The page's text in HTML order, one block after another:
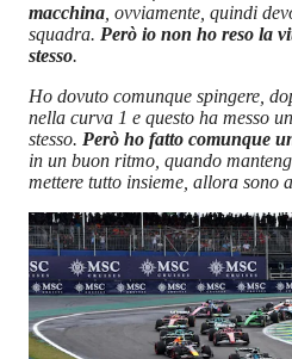
macchina , ovviamente, quindi
squadra. Però io non ho reso la
stesso.
Ho dovuto comunque spingere,
nella curva 1 e questo ha messo
stesso. Però ho fatto comunque
in un buon ritmo, quando
mettere tutto insieme, allora sono